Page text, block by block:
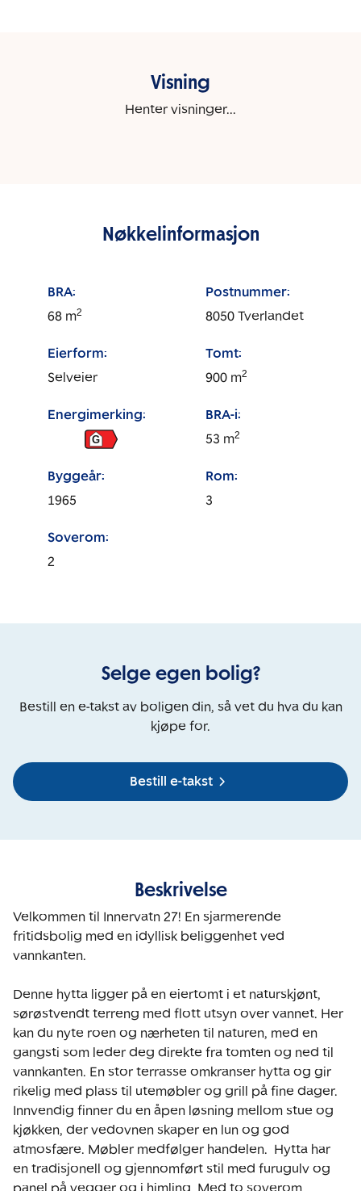
Visning
Henter visninger...
Nøkkelinformasjon
BRA:
68 m2
Postnummer:
8050 Tverlandet
Eierform:
Selveier
Tomt:
900 m2
Energimerking:
G
BRA-i:
53 m2
Byggeår:
1965
Rom:
3
Soverom:
2
Selge egen bolig?
Bestill en e-takst av boligen din, så vet du hva du kan
kjøpe for.
Bestill e-takst
Beskrivelse
Velkommen til Innervatn 27! En sjarmerende
fritidsbolig med en idyllisk beliggenhet ved
vannkanten.
Denne hytta ligger på en eiertomt i et naturskjønt,
sørøstvendt terreng med flott utsyn over vannet. Her
kan du nyte roen og nærheten til naturen, med en
gangsti som leder deg direkte fra tomten og ned til
vannkanten. En stor terrasse omkranser hytta og gir
rikelig med plass til utemøbler og grill på fine dager.
Innvendig finner du en åpen løsning mellom stue og
kjøkken, der vedovnen skaper en lun og god
atmosfære. Møbler medfølger handelen.  Hytta har
en tradisjonell og gjennomført stil med furugulv og